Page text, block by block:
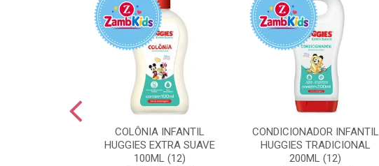
COLÔNIA INFANTIL
HUGGIES EXTRA SUAVE
100ML (12)
CONDICIONADOR INFANTIL
HUGGIES TRADICIONAL
200ML (12)